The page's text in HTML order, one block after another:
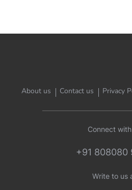
About us Contact us Privacy
Connect
+91 808080
Write to us